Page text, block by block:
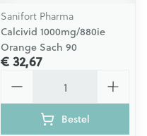
Sanifort Pharma
Calcivid 1000mg/880ie
Orange Sach 90
€ 32,67
Bestel